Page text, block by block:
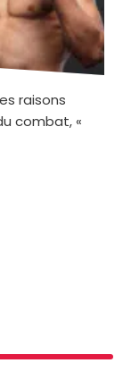
raisons
combat, «